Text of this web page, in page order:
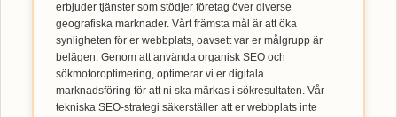
erbjuder tjänster som stödjer företag över diverse
geografiska marknader. Vårt främsta mål är att öka
synligheten för er webbplats, oavsett var er målgrupp är
belägen. Genom att använda organisk SEO och
sökmotoroptimering, optimerar vi er digitala
marknadsföring för att ni ska märkas i sökresultaten. Vår
tekniska SEO-strategi säkerställer att er webbplats inte